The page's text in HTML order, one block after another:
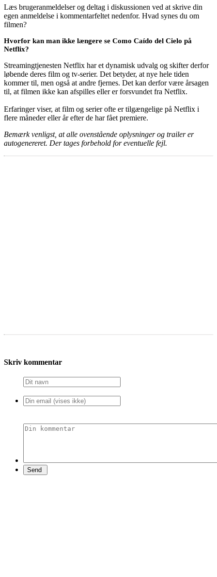
Læs brugeranmeldelser og deltag i diskussionen ved at skrive din
egen anmeldelse i kommentarfeltet nedenfor. Hvad synes du om
filmen?
Hvorfor kan man ikke længere se Como Caído del Cielo på
Netflix?
Streamingtjenesten Netflix har et dynamisk udvalg og skifter derfor
løbende deres film og tv-serier. Det betyder, at nye hele tiden
kommer til, men også at andre fjernes. Det kan derfor være årsagen
til, at filmen ikke kan afspilles eller er forsvundet fra Netflix.
Erfaringer viser, at film og serier ofte er tilgængelige på Netflix i
flere måneder eller år efter de har fået premiere.
Bemærk venligst, at alle ovenstående oplysninger og trailer er
autogenereret. Der tages forbehold for eventuelle fejl.
Skriv kommentar